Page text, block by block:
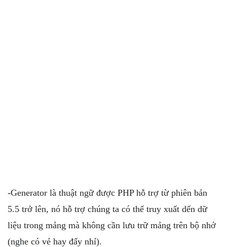
-Generator là thuật ngữ được PHP hỗ trợ từ phiên bản
5.5 trở lên, nó hỗ trợ chúng ta có thể truy xuất dến dữ
liệu trong mảng mà không cần lưu trữ mảng trên bộ nhớ
(nghe có vẻ hay đấy nhỉ).